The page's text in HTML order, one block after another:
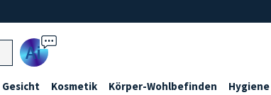
Ai
Gesicht Kosmetik Körper-Wohlbefinden Hygiene